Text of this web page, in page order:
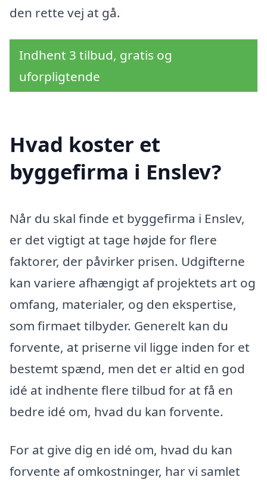
den rette vej at gå.
Indhent 3 tilbud, gratis og
uforpligtende
Hvad koster et
byggefirma i Enslev?
Når du skal finde et byggefirma i Enslev,
er det vigtigt at tage højde for flere
faktorer, der påvirker prisen. Udgifterne
kan variere afhængigt af projektets art og
omfang, materialer, og den ekspertise,
som firmaet tilbyder. Generelt kan du
forvente, at priserne vil ligge inden for et
bestemt spænd, men det er altid en god
idé at indhente flere tilbud for at få en
bedre idé om, hvad du kan forvente.
For at give dig en idé om, hvad du kan
forvente af omkostninger, har vi samlet